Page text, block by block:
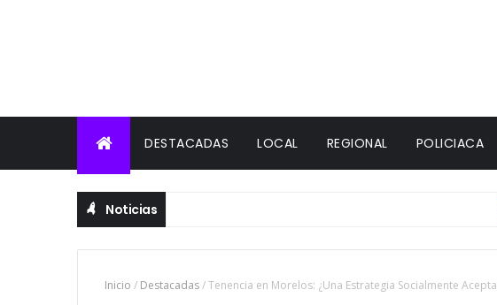
DESTACADAS LOCAL REGIONAL POLICIACA
Noticias
Inicio / Destacadas/Tenencia en Morelos: ¿Una Estrategia Socialmente